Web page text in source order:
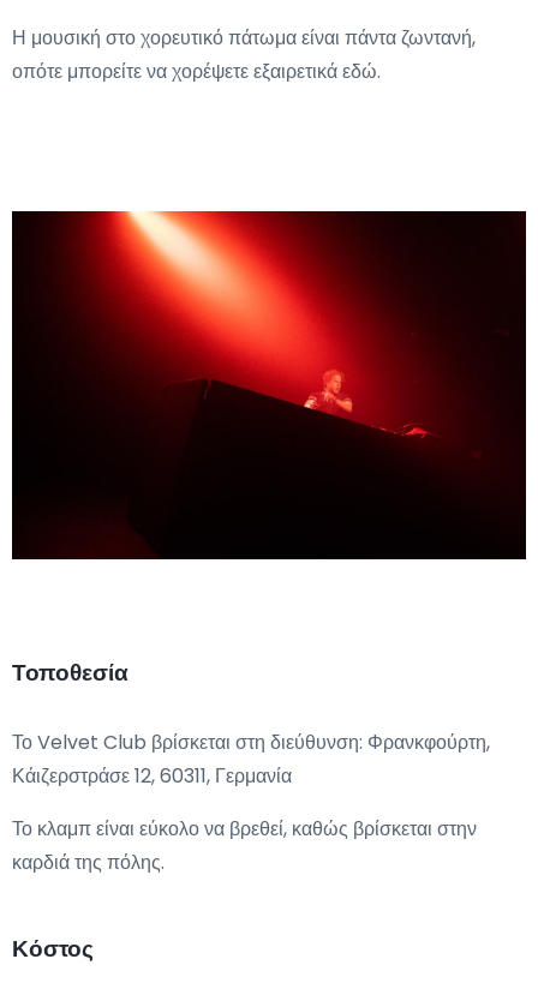
Η μουσική στο χορευτικό πάτωμα είναι πάντα ζωντανή,
οπότε μπορείτε να χορέψετε εξαιρετικά εδώ.
Τοποθεσία
Το Velvet Club βρίσκεται στη διεύθυνση: Φρανκφούρτη,
Κάιζερστράσε 12, 60311, Γερμανία
Το κλαμπ είναι εύκολο να βρεθεί, καθώς βρίσκεται στην
καρδιά της πόλης.
Κόστος